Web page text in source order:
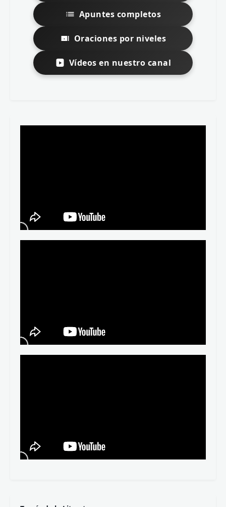
Apuntes completos
Oraciones por niveles
Vídeos en nuestro canal